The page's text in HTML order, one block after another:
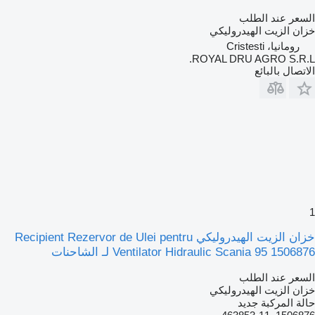
السعر عند الطلب
خزان الزيت الهيدروليكي
رومانيا، Cristesti
ROYAL DRU AGRO S.R.L.
الاتصال بالبائع
1
خزان الزيت الهيدروليكي Recipient Rezervor de Ulei pentru
Ventilator Hidraulic Scania 95 1506876 لـ الشاحنات
السعر عند الطلب
خزان الزيت الهيدروليكي
حالة المركبة جديد